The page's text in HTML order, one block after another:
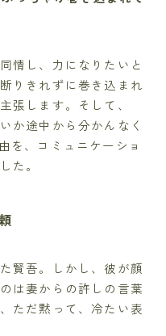
情し、力になりたいと
りきれずに巻き込まれ
張します。そして、
か途中から分かんなく
を、コミュニケーショ
た。
賢吾。しかし、彼が顔
は妻からの許しの言葉
ただ黙って、冷たい表